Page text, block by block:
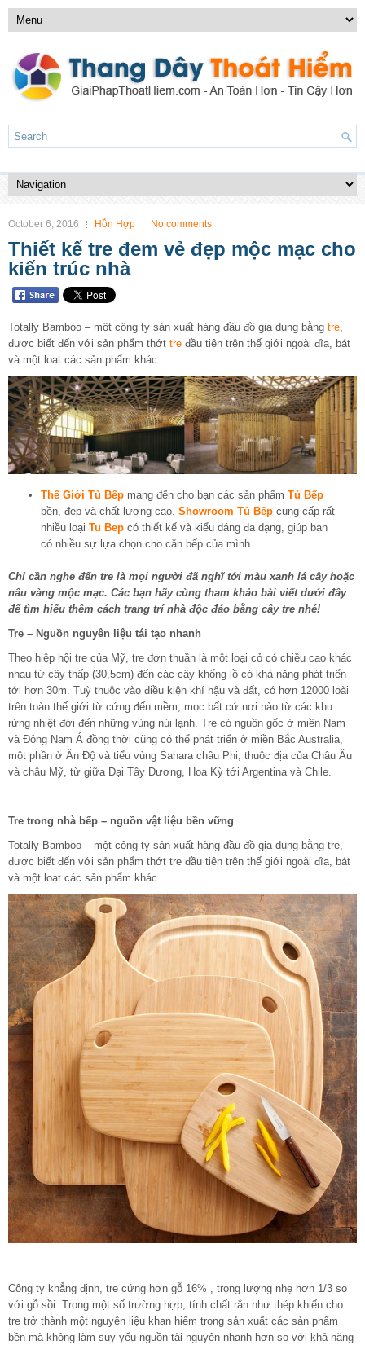
October 6, 2016 Hỗn Hợp No comments
Thiết kế tre đem vẻ đẹp mộc mạc cho
kiến trúc nhà
Totally Bamboo – một công ty sản xuất hàng đầu đồ gia dụng bằng tre,
được biết đến với sản phẩm thớt tre đầu tiên trên thế giới ngoài đĩa, bát
và một loạt các sản phẩm khác.
Thế Giới Tủ Bếp mang đến cho bạn các sản phẩm Tủ Bếp
bền, đẹp và chất lượng cao. Showroom Tủ Bếp cung cấp rất
nhiều loại Tu Bep có thiết kế và kiểu dáng đa dạng, giúp bạn
có nhiều sự lựa chọn cho căn bếp của mình.
Chỉ cần nghe đến tre là mọi người đã nghĩ tới màu xanh lá cây hoặc
nâu vàng mộc mạc. Các bạn hãy cùng tham khảo bài viết dưới đây
để tìm hiểu thêm cách trang trí nhà độc đáo bằng cây tre nhé!
Tre – Nguồn nguyên liệu tái tạo nhanh
Theo hiệp hội tre của Mỹ, tre đơn thuần là một loại cỏ có chiều cao khác
nhau từ cây thấp (30,5cm) đến các cây khổng lồ có khả năng phát triển
tới hơn 30m. Tuỳ thuộc vào điều kiện khí hậu và đất, có hơn 12000 loài
trên toàn thế giới từ cứng đến mềm, mọc bất cứ nơi nào từ các khu
rừng nhiệt đới đến những vùng núi lạnh. Tre có nguồn gốc ở miền Nam
và Đông Nam Á đồng thời cũng có thể phát triển ở miền Bắc Australia,
một phần ở Ấn Độ và tiểu vùng Sahara châu Phi, thuộc địa của Châu Âu
và châu Mỹ, từ giữa Đại Tây Dương, Hoa Kỳ tới Argentina và Chile.
Tre trong nhà bếp – nguồn vật liệu bền vững
Totally Bamboo – một công ty sản xuất hàng đầu đồ gia dụng bằng tre,
được biết đến với sản phẩm thớt tre đầu tiên trên thế giới ngoài đĩa, bát
và một loạt các sản phẩm khác.
Công ty khẳng định, tre cứng hơn gỗ 16% , trọng lượng nhẹ hơn 1/3 so
với gỗ sồi. Trong một số trường hợp, tính chất rắn như thép khiến cho
tre trở thành một nguyên liệu khan hiếm trong sản xuất các sản phẩm
bền mà không làm suy yếu nguồn tài nguyên nhanh hơn so với khả năng